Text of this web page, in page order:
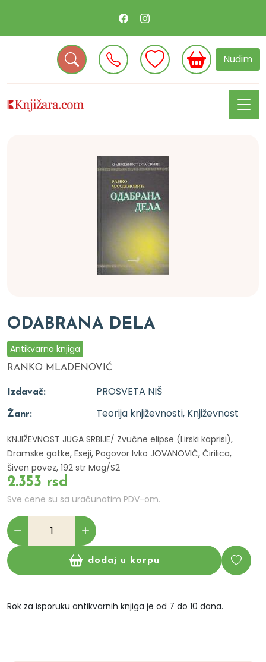
Nudim
ODABRANA DELA
Antikvarna knjiga
RANKO MLADENOVIĆ
Izdavač: PROSVETA NIŠ
Žanr: Teorija književnosti, Književnost
KNJIŽEVNOST JUGA SRBIJE/ Zvučne elipse (Lirski kaprisi),
Dramske gatke, Eseji, Pogovor Ivko JOVANOVIĆ, Ćirilica,
Šiven povez, 192 str Mag/S2
2.353 rsd
Sve cene su sa uračunatim PDV-om.
dodaj u korpu
Rok za isporuku antikvarnih knjiga je od 7 do 10 dana.